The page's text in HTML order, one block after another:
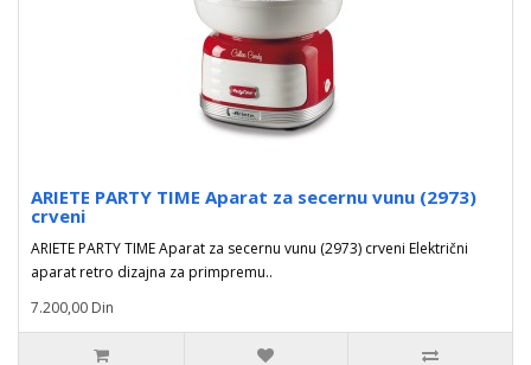
ARIETE PARTY TIME Aparat za secernu vunu (2973)
crveni
ARIETE PARTY TIME Aparat za secernu vunu (2973) crveni Električni
aparat retro dizajna za primpremu..
7.200,00 Din